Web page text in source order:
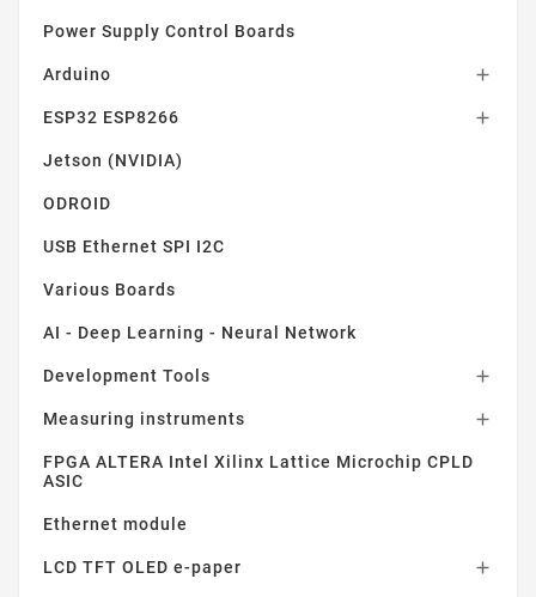
Power Supply Control Boards
Arduino 
ESP32 ESP8266 
Jetson (NVIDIA)
ODROID
USB Ethernet SPI I2C
Various Boards
AI - Deep Learning - Neural Network
Development Tools 
Measuring instruments 
FPGA ALTERA Intel Xilinx Lattice Microchip CPLD
ASIC
Ethernet module
LCD TFT OLED e-paper 